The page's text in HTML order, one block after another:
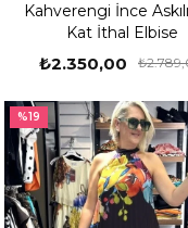
Kahverengi İnce
Kat İthal Elbise
₺2.350,00
%19